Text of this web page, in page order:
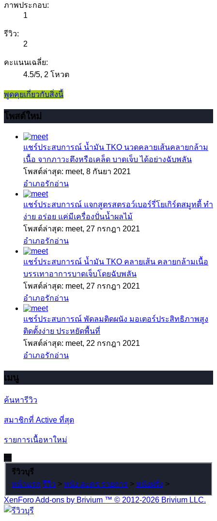
ภาพประกอบ:
1
รีวิว:
2
คะแนนเฉลี่ย:
4.5/5, 2 โหวต
พูดคุยเกี่ยวกับสิ่งนี้
โพสต์ใหม่
แชร์ประสบการณ์ น้ำมัน TKO นวดคลายเส้นคลายกล้าม
เนื้อ จากภาวะตึงหรือเคล็ด บาดเจ็บ ได้อย่างฉับพลัน
โพสต์ล่าสุด: meet, 8 กันยา 2021
อำเภอรักอ่าน
แชร์ประสบการณ์ แจกสูตรสตรอว์เบอร์รี่โยเกิร์ตสมูทตี้ ทำ
ง่าย อร่อย แค่มีเครื่องปั่นน้ำผลไม้
โพสต์ล่าสุด: meet, 27 กรกฎา 2021
อำเภอรักอ่าน
แชร์ประสบการณ์ น้ำมัน TKO คลายเส้น คลายกล้ามเนื้อ
บรรเทาอาการบาดเจ็บโดยฉับพลัน
โพสต์ล่าสุด: meet, 27 กรกฎา 2021
อำเภอรักอ่าน
แชร์ประสบการณ์ พัดลมติดผนัง มอเตอร์ประสิทธิภาพสูง
ติดตั้งง่าย ประหยัดพื้นที่
โพสต์ล่าสุด: meet, 22 กรกฎา 2021
อำเภอรักอ่าน
เมนู
ค้นหารีวิว
สมาชิกที่ Active ที่สุด
รายการเนื้อหาใหม่
รีวิวบุรี
หน้าแรก รีวิว > หนัง ละคร รายการ > หนังฝรั่ง >
XenForo Add-ons by Brivium ™ © 2012-2026 Brivium LLC.